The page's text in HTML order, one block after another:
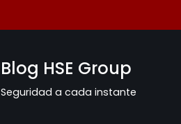
Blog HSE Group
Seguridad a cada instante